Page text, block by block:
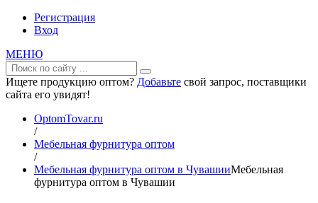
Регистрация
Вход
МЕНЮ
Ищете продукцию оптом? Добавьте свой запрос, поставщики
сайта его увидят!
OptomTovar.ru
/
Мебельная фурнитура оптом
/
Мебельная фурнитура оптом в ЧувашииМебельная
фурнитура оптом в Чувашии